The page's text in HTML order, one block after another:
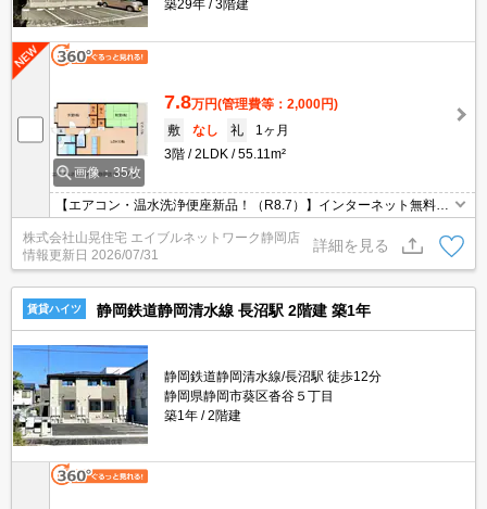
築29年
3階建
画像：35枚
7.8万円(管理費等：2,000円)
敷
なし 礼
1ヶ月
3階
2LDK 55.11m²
【エアコン・温水洗浄便座新品！（R8.7）】インターネット無料！
買い物便利、周辺環境充実で、生活便利な立地です（＾＾*）人気の
カウンターキッチンが素敵デショ！各居室に収納もあり、お部屋を
広くご使用できますね★都市ガスで光熱費も節約できます(^_-)-☆日
当たりも良好です！千代田小学校・東中学校区。
株式会社山晃住宅 エイブルネットワーク静岡店
情報更新日 2026/07/31
詳細を見る
賃貸ハイツ 静岡鉄道静岡清水線 長沼駅 2階建 築1年
静岡鉄道静岡清水線/長沼駅 徒歩12分
静岡県静岡市葵区沓谷５丁目
築1年
2階建